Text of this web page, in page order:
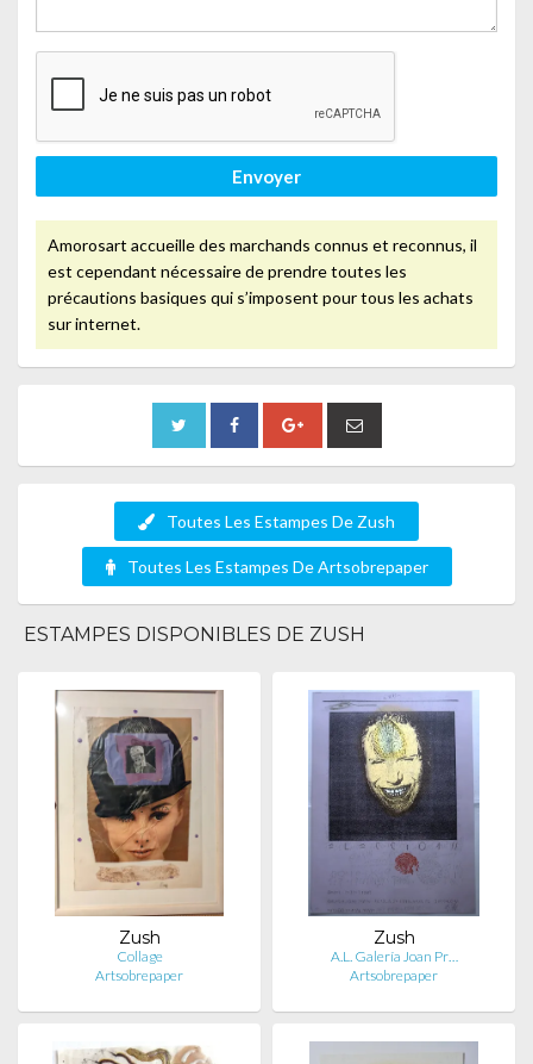
Envoyer
Amorosart accueille des marchands connus et reconnus, il
est cependant nécessaire de prendre toutes les
précautions basiques qui s’imposent pour tous les achats
sur internet.
Toutes Les Estampes De Zush
Toutes Les Estampes De Artsobrepaper
ESTAMPES DISPONIBLES DE ZUSH
Zush
Collage
Artsobrepaper
Zush
A.L. Galería Joan Pr…
Artsobrepaper